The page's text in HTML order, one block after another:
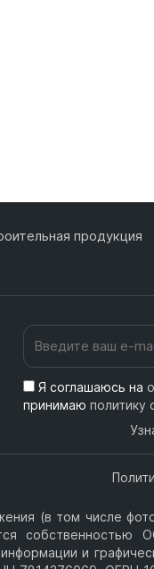
продукция
Я соглашаюсь на
принимаю политику
(в том числе
собственностью
и